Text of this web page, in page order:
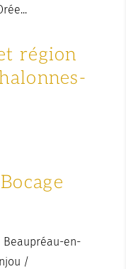
région
Beaupréau-en-
/